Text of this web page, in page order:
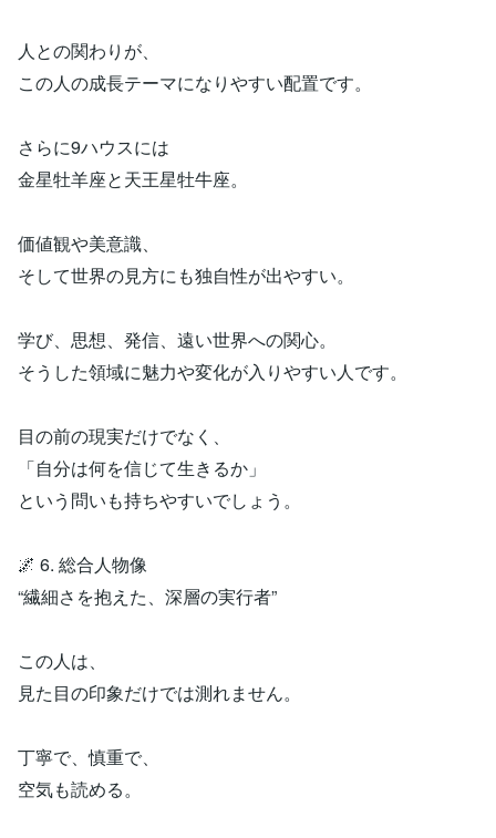
人との関わりが、
この人の成長テーマになりやすい配置です。
さらに9ハウスには
金星牡羊座と天王星牡牛座。
価値観や美意識、
そして世界の見方にも独自性が出やすい。
学び、思想、発信、遠い世界への関心。
そうした領域に魅力や変化が入りやすい人です。
目の前の現実だけでなく、
「自分は何を信じて生きるか」
という問いも持ちやすいでしょう。
🌌 6. 総合人物像
“繊細さを抱えた、深層の実行者”
この人は、
見た目の印象だけでは測れません。
丁寧で、慎重で、
空気も読める。